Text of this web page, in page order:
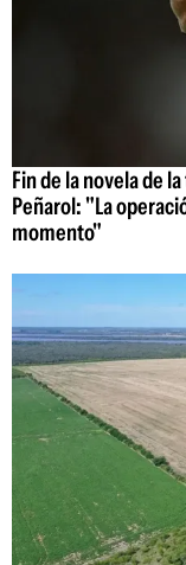
Fin de la novela de
Peñarol: "La
momento"